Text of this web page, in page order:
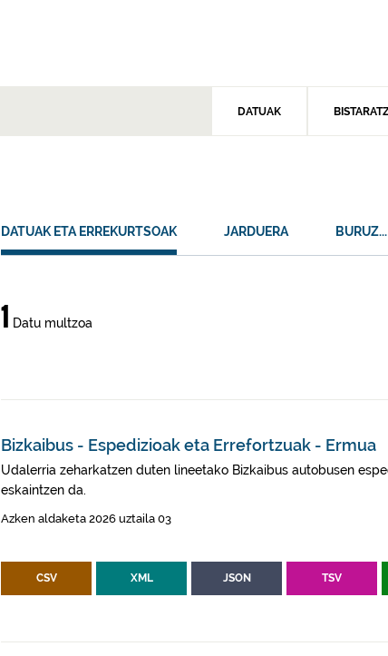
DATUAK
DATUAK ETA ERREKURTSOAK JARDUERA BURUZ...
Datuak
eta
1 Datu multzoa
Bizkaibus - Espedizioak eta Errefortzuak - Ermua
Udalerria zeharkatzen duten lineetako Bizkaibus autobusen
eskaintzen da.
Azken aldaketa 2026 uztaila 03
CSV XML JSON TSV